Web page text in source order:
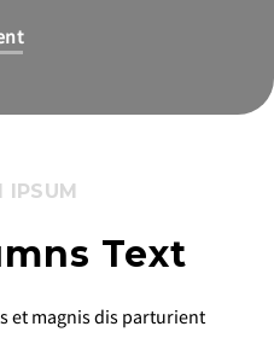
IPSUM
Text
et magnis dis parturient